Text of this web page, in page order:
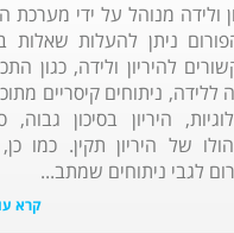
ולידה מנוהל על ידי מערכת
ניתן להעלות שאלות
להיריון ולידה, כגון
ללידה, ניתוחים קיסריים
היריון בסיכון גבוה,
של היריון תקין. כמו
לגבי ניתוחים שמתב...
קרא